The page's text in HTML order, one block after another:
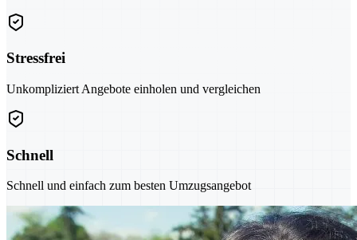
Stressfrei
Unkompliziert Angebote einholen und vergleichen
Schnell
Schnell und einfach zum besten Umzugsangebot